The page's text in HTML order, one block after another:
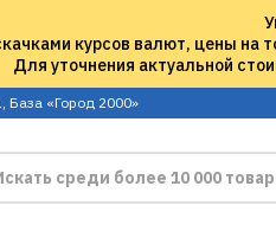
курсов валют, цены на
Для уточнения актуальной
База «Город 2000»